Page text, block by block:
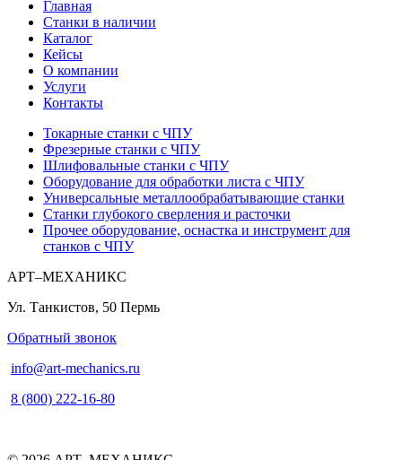
Главная
Станки в наличии
Каталог
Кейсы
О компании
Услуги
Контакты
Токарные станки с ЧПУ
Фрезерные станки с ЧПУ
Шлифовальные станки с ЧПУ
Оборудование для обработки листа с ЧПУ
Универсальные металлообрабатывающие станки
Станки глубокого сверления и расточки
Прочее оборудование, оснастка и инструмент для
станков с ЧПУ
АРТ–МЕХАНИКС
Ул. Танкистов, 50 Пермь
Обратный звонок
info@art-mechanics.ru
8 (800) 222-16-80